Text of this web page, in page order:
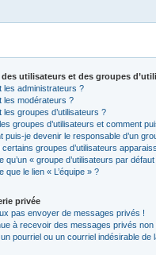
des utilisateurs et des groupes
les administrateurs ?
les modérateurs ?
les groupes d’utilisateurs ?
groupes d’utilisateurs et comment
puis-je devenir le responsable d’un
certains groupes d’utilisateurs
qu’un « groupe d’utilisateurs par
que le lien « L’équipe » ?
privée
pas envoyer de messages privés !
à recevoir des messages privés non
un pourriel ou un courriel indésirable de